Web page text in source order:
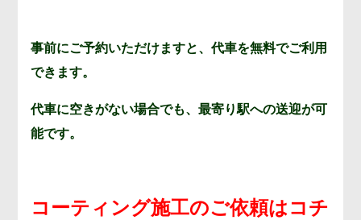
事前にご予約いただけますと、代車を無料でご利用
できます。
代車に空きがない場合でも、最寄り駅への送迎が可
能です。
コーティング施工のご依頼はコチ